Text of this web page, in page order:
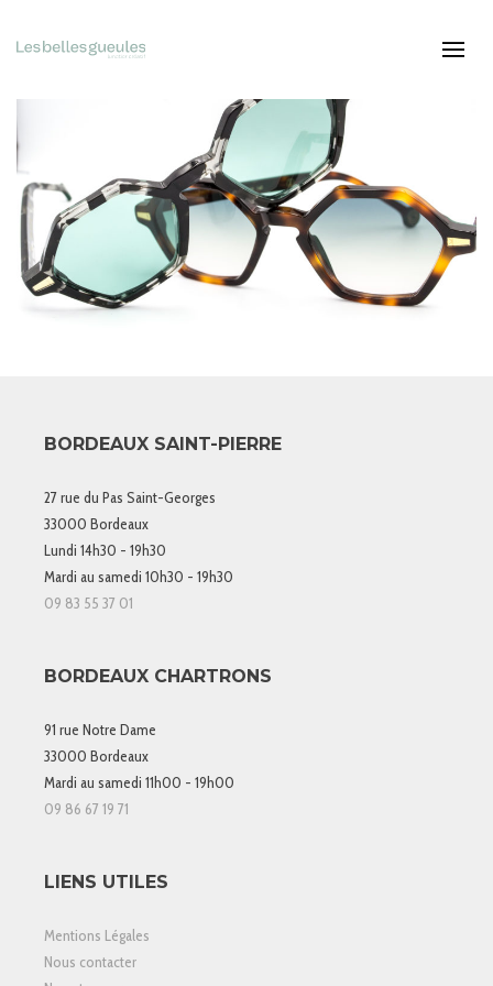
BORDEAUX SAINT-PIERRE
27 rue du Pas Saint-Georges
33000 Bordeaux
Lundi 14h30 - 19h30
Mardi au samedi 10h30 - 19h30
09 83 55 37 01
BORDEAUX CHARTRONS
91 rue Notre Dame
33000 Bordeaux
Mardi au samedi 11h00 - 19h00
09 86 67 19 71
LIENS UTILES
Mentions Légales
Nous contacter